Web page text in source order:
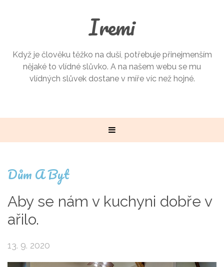
Iremi
Když je člověku těžko na duši, potřebuje přinejmenším
nějaké to vlídné slůvko. A na našem webu se mu
vlídných slůvek dostane v míře víc než hojné.
Dům A Byt
Aby se nám v kuchyni dobře v
ařilo.
13. 9. 2020